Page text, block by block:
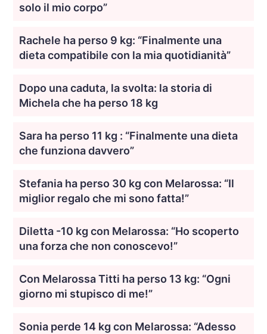
solo il mio corpo”
Rachele ha perso 9 kg: “Finalmente una
dieta compatibile con la mia quotidianità”
Dopo una caduta, la svolta: la storia di
Michela che ha perso 18 kg
Sara ha perso 11 kg : “Finalmente una dieta
che funziona davvero”
Stefania ha perso 30 kg con Melarossa: “Il
miglior regalo che mi sono fatta!”
Diletta -10 kg con Melarossa: “Ho scoperto
una forza che non conoscevo!”
Con Melarossa Titti ha perso 13 kg: “Ogni
giorno mi stupisco di me!”
Sonia perde 14 kg con Melarossa: “Adesso